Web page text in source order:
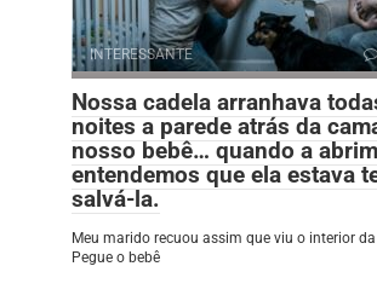
INTERESSANTE
Nossa cadela arranhava
noites a parede atrás da
nosso bebê… quando a
entendemos que ela estava
salvá-la.
Meu marido recuou assim que viu o interior
Pegue o bebê